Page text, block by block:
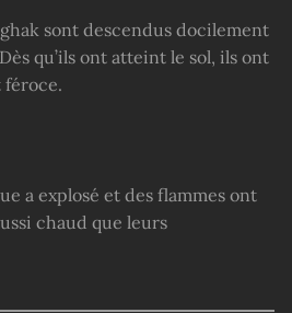
sont descendus docilement
qu’ils ont atteint le sol, ils ont
féroce.
a explosé et des flammes ont
chaud que leurs